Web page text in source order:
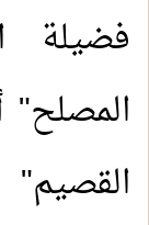
فضيلة
المصلح"